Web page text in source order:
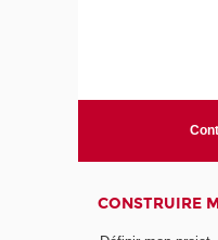
CONSTRUIRE